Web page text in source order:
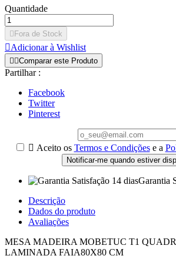
Quantidade
 Fora de Stock
Adicionar à Wishlist
 Comparar este Produto
Partilhar :
Facebook
Twitter
Pinterest
 Aceito os Termos e Condiçõese a
Notificar-me quando estiver
Garantia
Descrição
Dados do produto
Avaliações
MESA MADEIRA MOBETUC T1
LAMINADA FAIA80X80 CM